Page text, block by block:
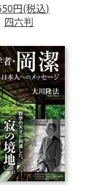
円(税込)
四六判